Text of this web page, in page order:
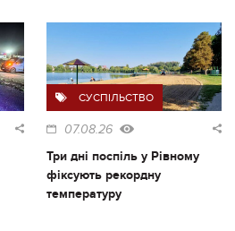
СУСПІЛЬСТВО
07.08.26
Три дні поспіль у Рівному
фіксують рекордну
температуру